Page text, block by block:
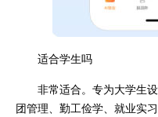
适合学生吗
非常适合。专为大学生
团管理、勤工俭学、就业实